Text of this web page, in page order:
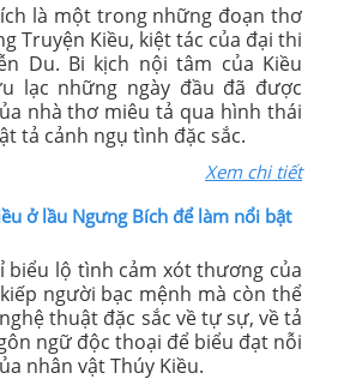
là một trong những đoạn thơ
Truyện Kiều, kiệt tác của đại thi
Du. Bi kịch nội tâm của Kiều
lạc những ngày đầu đã được
nhà thơ miêu tả qua hình thái
tả cảnh ngụ tình đặc sắc.
Xem chi tiết
ở lầu Ngưng Bích để làm nổi bật
biểu lộ tình cảm xót thương của
người bạc mệnh mà còn thể
thuật đặc sắc về tự sự, về tả
ngữ độc thoại để biểu đạt nỗi
nhân vật Thúy Kiều.